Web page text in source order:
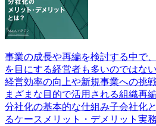
事業の成長や再編を検討する中で
を目にする経営者も多いのではな
経営効率の向上や新規事業への挑
まざまな目的で活用される組織再
分社化の基本的な仕組み子会社化
るケースメリット・デメリット実